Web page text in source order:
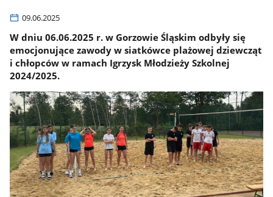
09.06.2025
W dniu 06.06.2025 r. w Gorzowie Śląskim odbyły się
emocjonujące zawody w siatkówce plażowej dziewcząt
i chłopców w ramach Igrzysk Młodzieży Szkolnej
2024/2025.